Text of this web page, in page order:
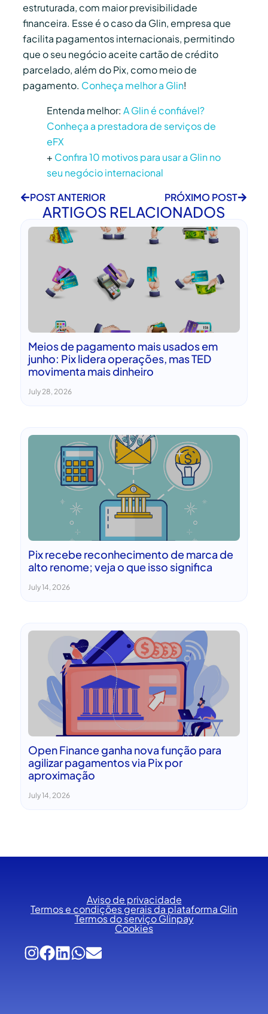
estruturada, com maior previsibilidade
financeira. Esse é o caso da Glin, empresa que
facilita pagamentos internacionais, permitindo
que o seu negócio aceite cartão de crédito
parcelado, além do Pix, como meio de
pagamento. Conheça melhor a Glin!
Entenda melhor: A Glin é confiável?
Conheça a prestadora de serviços de
eFX
+ Confira 10 motivos para usar a Glin no
seu negócio internacional
POST ANTERIOR
PRÓXIMO POST
ARTIGOS RELACIONADOS
Meios de pagamento mais usados em
junho: Pix lidera operações, mas TED
movimenta mais dinheiro
July 28, 2026
Pix recebe reconhecimento de marca de
alto renome; veja o que isso significa
July 14, 2026
Open Finance ganha nova função para
agilizar pagamentos via Pix por
aproximação
July 14, 2026
Aviso de privacidade
Termos e condições gerais da plataforma Glin
Termos do serviço Glinpay
Cookies